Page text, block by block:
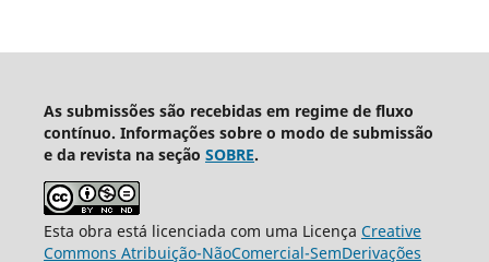
As submissões são recebidas em regime de fluxo
contínuo. Informações sobre o modo de submissão
e da revista na seção SOBRE.
Esta obra está licenciada com uma Licença Creative
Commons Atribuição-NãoComercial-SemDerivações